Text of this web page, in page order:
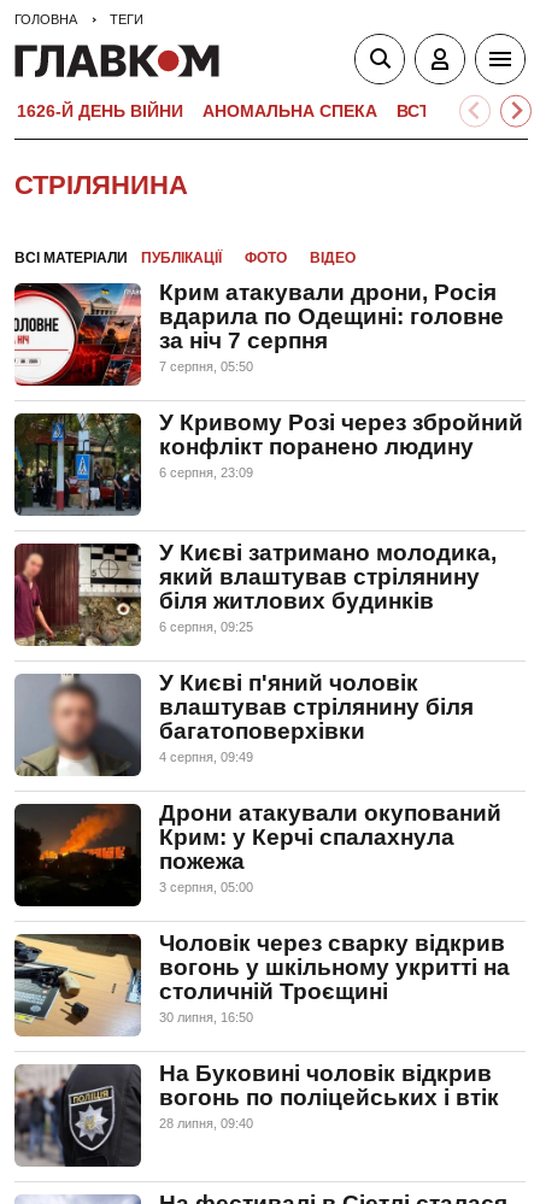
ГОЛОВНА ТЕГИ
1626-Й ДЕНЬ ВІЙНИ АНОМАЛЬНА СПЕКА ВСТУПНА
СТРІЛЯНИНА
ВСІ МАТЕРІАЛИ ПУБЛІКАЦІЇ ФОТО ВІДЕО
Крим атакували дрони, Росія
вдарила по Одещині: головне
за ніч 7 серпня
7 серпня, 05:50
У Кривому Розі через збройний
конфлікт поранено людину
6 серпня, 23:09
У Києві затримано молодика,
який влаштував стрілянину
біля житлових будинків
6 серпня, 09:25
У Києві п'яний чоловік
влаштував стрілянину біля
багатоповерхівки
4 серпня, 09:49
Дрони атакували окупований
Крим: у Керчі спалахнула
пожежа
3 серпня, 05:00
Чоловік через сварку відкрив
вогонь у шкільному укритті на
столичній Троєщині
30 липня, 16:50
На Буковині чоловік відкрив
вогонь по поліцейських і втік
28 липня, 09:40